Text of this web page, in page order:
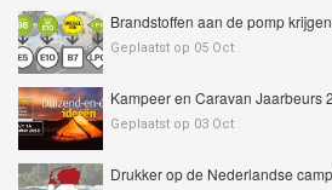
Brandstoffen aan de pomp
Geplaatst op 05 Oct
Kampeer en Caravan Jaarbeurs
Geplaatst op 03 Oct
Drukker op de Nederlandse